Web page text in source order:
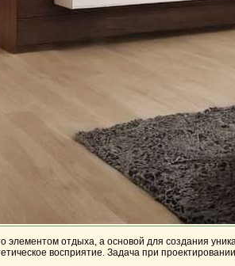
элементом отдыха, а основой для создания
восприятие. Задача при